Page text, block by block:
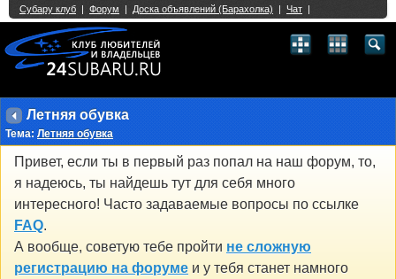
Летняя обувка
Тема: Летняя обувка
Привет, если ты в первый раз попал на наш форум, то,
я надеюсь, ты найдешь тут для себя много
интересного! Часто задаваемые вопросы по ссылке
FAQ.
А вообще, советую тебе пройти не сложную
регистрацию на форуме и у тебя станет намного
Single Sign On provided byvBSSO
2 3 4 5 6 7 8 9 10 11 12 13 21 22 23 24 25 26
27 28 29 30 31 32 33 40 41 42 43